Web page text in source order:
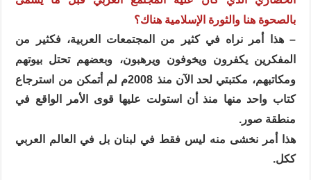
بالصحوة هنا والثورة الإسلامية هناك؟
– هذا أمر نراه في كثير من المجتمعات العربية، فكثير من
المفكرين يكفرون ويخوفون ويرهبون، وبعضهم تحتل بيوتهم
ومكاتبهم، مكتبتي لحد الآن منذ 2008م لم أتمكن من استرجاع
كتاب واحد منها منذ أن استولت عليها قوى الأمر الواقع في
منطقة صور.
هذا أمر نخشى منه ليس فقط في لبنان بل في العالم العربي
ككل.